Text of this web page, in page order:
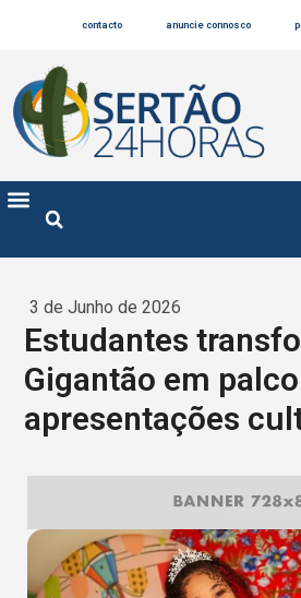
contacto anuncie connosco
3 de Junho de 2026
Estudantes
Gigantão em
apresentações